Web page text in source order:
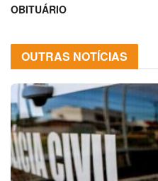
OBITUÁRIO
OUTRAS NOTÍCIAS